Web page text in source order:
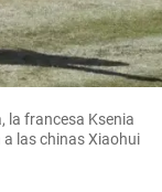
la francesa Ksenia
las chinas Xiaohui